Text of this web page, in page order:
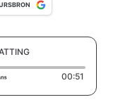
00:51